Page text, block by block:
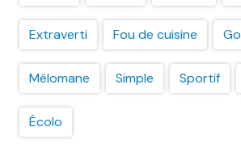
Extraverti Fou de cuisine
Mélomane Simple Sportif
Écolo